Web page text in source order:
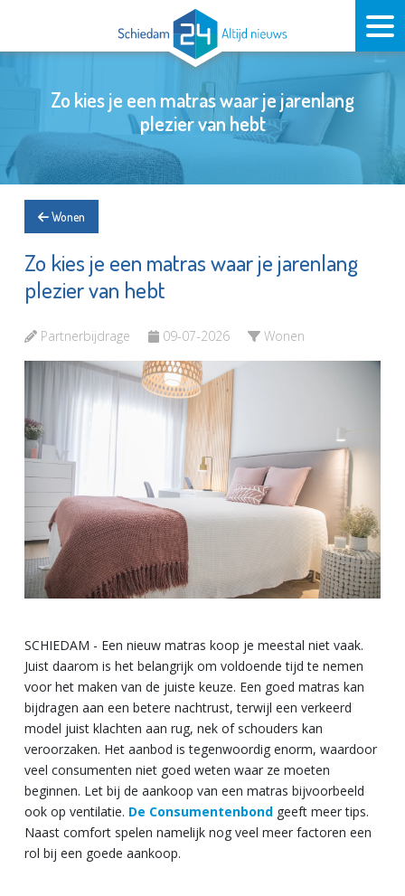
Zo kies je een matras waar je jarenlang
plezier van hebt
Wonen
Zo kies je een matras waar je jarenlang
plezier van hebt
Partnerbijdrage 09-07-2026 Wonen
SCHIEDAM - Een nieuw matras koop je meestal niet vaak.
Juist daarom is het belangrijk om voldoende tijd te nemen
voor het maken van de juiste keuze. Een goed matras kan
bijdragen aan een betere nachtrust, terwijl een verkeerd
model juist klachten aan rug, nek of schouders kan
veroorzaken. Het aanbod is tegenwoordig enorm, waardoor
veel consumenten niet goed weten waar ze moeten
beginnen. Let bij de aankoop van een matras bijvoorbeeld
ook op ventilatie. De Consumentenbond geeft meer tips.
Naast comfort spelen namelijk nog veel meer factoren een
rol bij een goede aankoop.